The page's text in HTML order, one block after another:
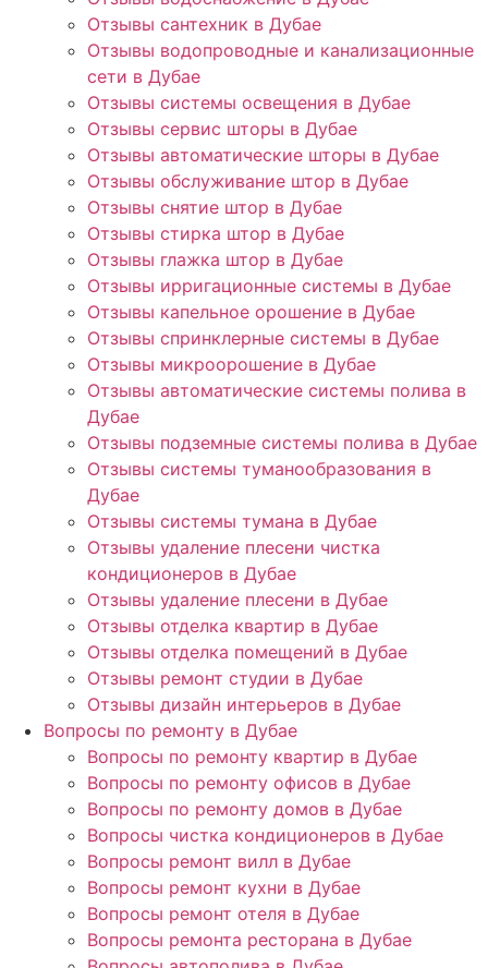
Отзывы сантехник в Дубае
Отзывы водопроводные и канализационные
сети в Дубае
Отзывы системы освещения в Дубае
Отзывы сервис шторы в Дубае
Отзывы автоматические шторы в Дубае
Отзывы обслуживание штор в Дубае
Отзывы снятие штор в Дубае
Отзывы стирка штор в Дубае
Отзывы глажка штор в Дубае
Отзывы ирригационные системы в Дубае
Отзывы капельное орошение в Дубае
Отзывы спринклерные системы в Дубае
Отзывы микроорошение в Дубае
Отзывы автоматические системы полива в
Дубае
Отзывы подземные системы полива в Дубае
Отзывы системы туманообразования в
Дубае
Отзывы системы тумана в Дубае
Отзывы удаление плесени чистка
кондиционеров в Дубае
Отзывы удаление плесени в Дубае
Отзывы отделка квартир в Дубае
Отзывы отделка помещений в Дубае
Отзывы ремонт студии в Дубае
Отзывы дизайн интерьеров в Дубае
Вопросы по ремонту в Дубае
Вопросы по ремонту квартир в Дубае
Вопросы по ремонту офисов в Дубае
Вопросы по ремонту домов в Дубае
Вопросы чистка кондиционеров в Дубае
Вопросы ремонт вилл в Дубае
Вопросы ремонт кухни в Дубае
Вопросы ремонт отеля в Дубае
Вопросы ремонта ресторана в Дубае